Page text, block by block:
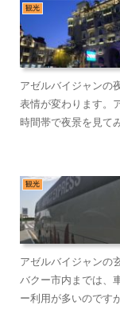
観光
アゼルバイジャンの
表情が変わります。
時間帯で夜景を見て
観光
アゼルバイジャンの
バクー市内までは、
ー利用が多いのです